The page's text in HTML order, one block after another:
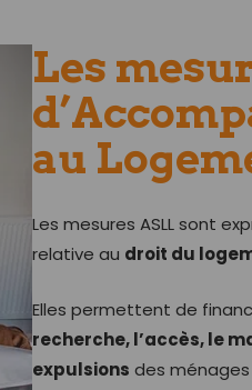
Les
au
Les mesures ASLL sont
relative au droit du
Elles permettent de
recherche, l’accès, le
expulsions des